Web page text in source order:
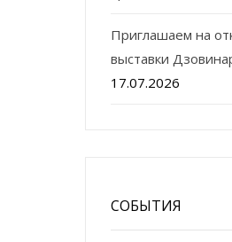
Приглашаем на
выставки
17.07.2026
СОБЫТИЯ